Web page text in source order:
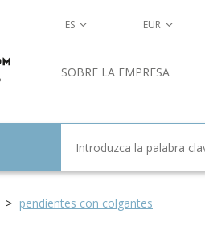
pendientes con colgantes
ES EUR
SOBRE LA EMPRESA